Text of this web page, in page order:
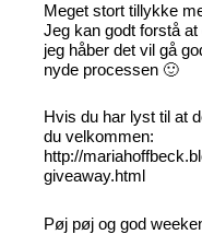
Meget stort tillykke
Jeg kan godt forstå
jeg håber det vil gå
nyde processen 🙂
Hvis du har lyst til at
du velkommen:
http://
giveaway.html
Pøj pøj og god